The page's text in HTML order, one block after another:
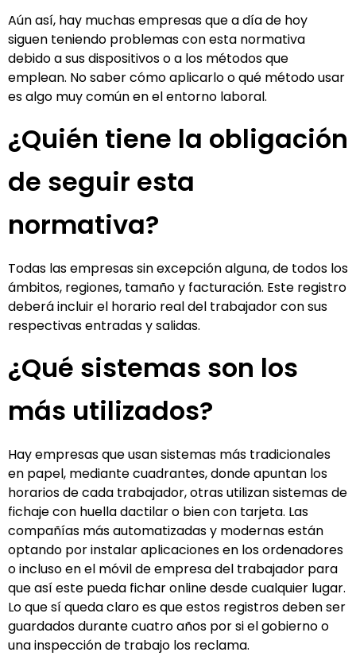
Aún así, hay muchas empresas que a día de hoy
siguen teniendo problemas con esta normativa
debido a sus dispositivos o a los métodos que
emplean. No saber cómo aplicarlo o qué método usar
es algo muy común en el entorno laboral.
¿Quién tiene la obligación
de seguir esta
normativa?
Todas las empresas sin excepción alguna, de todos los
ámbitos, regiones, tamaño y facturación. Este registro
deberá incluir el horario real del trabajador con sus
respectivas entradas y salidas.
¿Qué sistemas son los
más utilizados?
Hay empresas que usan sistemas más tradicionales
en papel, mediante cuadrantes, donde apuntan los
horarios de cada trabajador, otras utilizan sistemas de
fichaje con huella dactilar o bien con tarjeta. Las
compañías más automatizadas y modernas están
optando por instalar aplicaciones en los ordenadores
o incluso en el móvil de empresa del trabajador para
que así este pueda fichar online desde cualquier lugar.
Lo que sí queda claro es que estos registros deben ser
guardados durante cuatro años por si el gobierno o
una inspección de trabajo los reclama.